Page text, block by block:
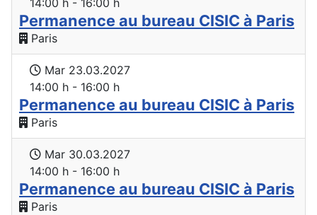
14:00 h - 16:00 h
Permanence au bureau CISIC à Paris
Paris
Mar 23.03.2027
14:00 h - 16:00 h
Permanence au bureau CISIC à Paris
Paris
Mar 30.03.2027
14:00 h - 16:00 h
Permanence au bureau CISIC à Paris
Paris